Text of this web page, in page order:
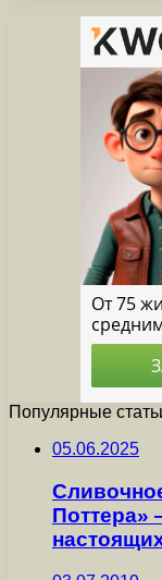
Популярные
05.06.2025
Поттера»